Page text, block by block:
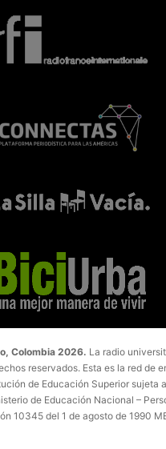
Colombia 2026. La radio
reservados. Esta es la red de
de Educación Superior sujeta
de Educación Nacional –
10345 del 1 de agosto de 1990